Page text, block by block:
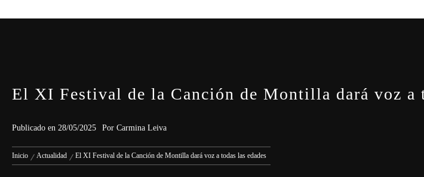
El XI Festival de la Canción de Montilla dará voz a
Publicado en 28/05/2025 Por Carmina Leiva
Inicio Actualidad El XI Festival de la Canción de Montilla dará voz a todas las edades